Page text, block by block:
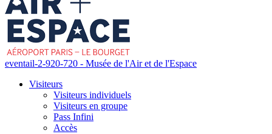
eventail-2-920-720 - Musée de l'Air et de l'Espace
Visiteurs
Visiteurs individuels
Visiteurs en groupe
Pass Infini
Accès